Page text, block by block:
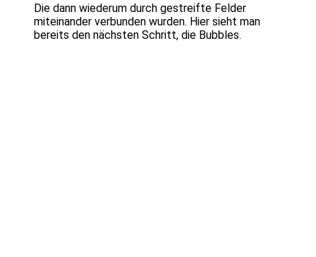
Die dann wiederum durch gestreifte Felder
miteinander verbunden wurden. Hier sieht man
bereits den nächsten Schritt, die Bubbles.